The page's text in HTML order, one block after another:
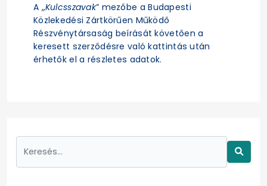
A „Kulcsszavak” mezőbe a Budapesti
Közlekedési Zártkörűen Működő
Részvénytársaság beírását követően a
keresett szerződésre való kattintás után
érhetők el a részletes adatok.